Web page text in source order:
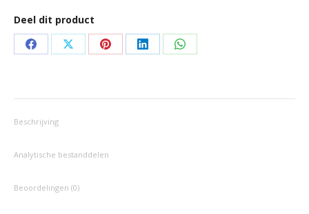
Deel dit product
Deel
Facebook
Deel
X
Deel
Pinterest
Deel
LinkedIn
Deel
WhatsApp
Beschrijving
Analytische bestanddelen
Beoordelingen (0)